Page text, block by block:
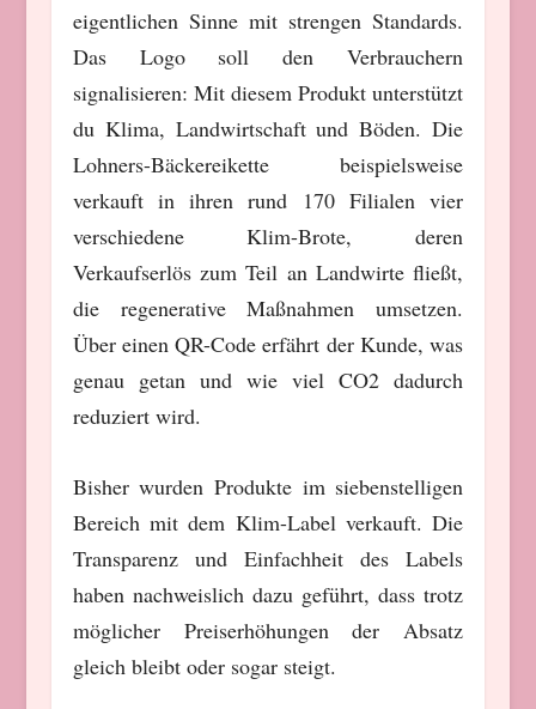
eigentlichen Sinne mit strengen Standards.
Das Logo soll den Verbrauchern
signalisieren: Mit diesem Produkt unterstützt
du Klima, Landwirtschaft und Böden. Die
Lohners-Bäckereikette beispielsweise
verkauft in ihren rund 170 Filialen vier
verschiedene Klim-Brote, deren
Verkaufserlös zum Teil an Landwirte fließt,
die regenerative Maßnahmen umsetzen.
Über einen QR-Code erfährt der Kunde, was
genau getan und wie viel CO2 dadurch
reduziert wird.
Bisher wurden Produkte im siebenstelligen
Bereich mit dem Klim-Label verkauft. Die
Transparenz und Einfachheit des Labels
haben nachweislich dazu geführt, dass trotz
möglicher Preiserhöhungen der Absatz
gleich bleibt oder sogar steigt.